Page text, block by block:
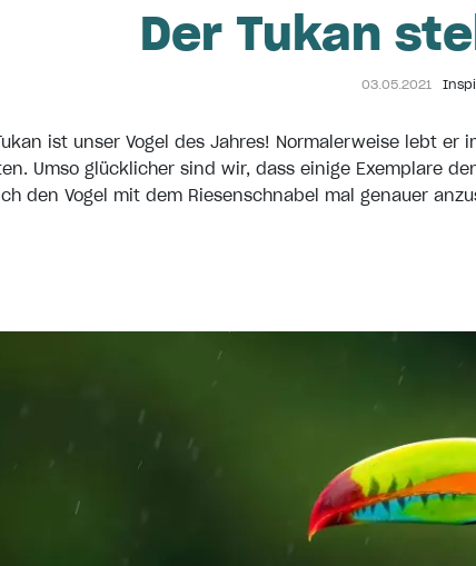
Der Tukan
03.05.2021
ist unser Vogel des Jahres! Normalerweise lebt
Umso glücklicher sind wir, dass einige Exemplare
den Vogel mit dem Riesenschnabel mal genauer